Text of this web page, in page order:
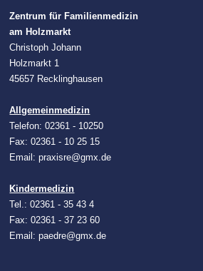
Zentrum für Familienmedizin
am Holzmarkt
Christoph Johann
Holzmarkt 1
45657 Recklinghausen
Allgemeinmedizin
Telefon: 02361 - 10250
Fax: 02361 - 10 25 15
Email: praxisre@gmx.de
Kindermedizin
Tel.: 02361 - 35 43 4
Fax: 02361 - 37 23 60
Email: paedre@gmx.de